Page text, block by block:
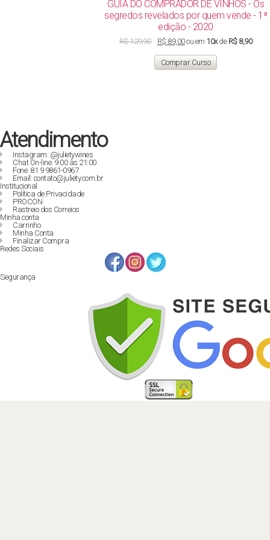
GUIA DO COMPRADOR DE VINHOS - Os
segredos revelados por quem vende - 1ª
edição - 2020
R$129,90
original
era:
R$ 129,90.
R$ 89,00O
atual
é:
R$ 89,00.
ou em 10xde R$ 8,90
Comprar Curso
Atendimento
Instagram: @julietywines
Chat On-line: 9:00 às 21:00
Fone: 81 9 9861-0967
Email: contato@juliety.com.br
Institucional
Política de Privacidade
PROCON
Rastreio dos Correios
Minha conta
Carrinho
Minha Conta
Finalizar Compra
Redes Sociais
Segurança